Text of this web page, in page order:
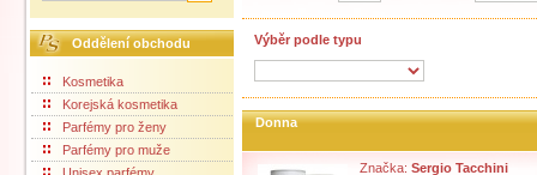
Oddělení obchodu
Kosmetika
Korejská kosmetika
Parfémy pro ženy
Parfémy pro muže
Výběr podle typu
Donna
Značka: Sergio Tacchini